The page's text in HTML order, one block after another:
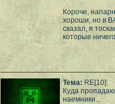
Короче,
хороши, но в
сказал, я
которые
Тема: RE[10]:
Куда
наемники...